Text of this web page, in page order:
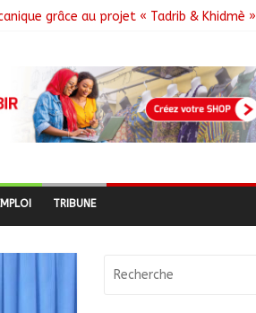
grâce au projet « Tadrib & Khidmè »
de DDR
TRIBUNE